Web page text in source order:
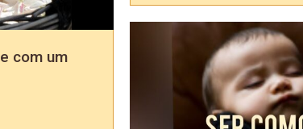
com um